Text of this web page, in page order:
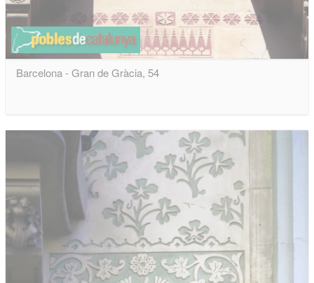
Barcelona - Gran de Gràcia, 54